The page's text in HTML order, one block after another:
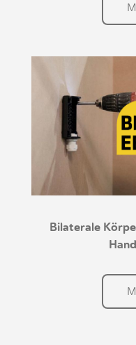
Bilaterale